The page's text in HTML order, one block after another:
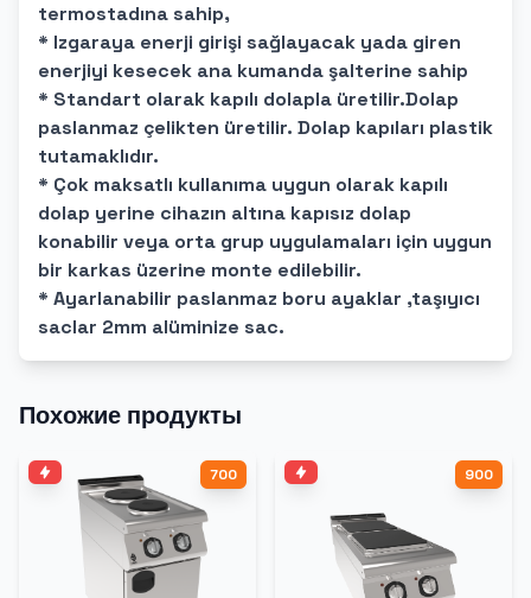
termostadına sahip,
* Izgaraya enerji girişi sağlayacak yada giren
enerjiyi kesecek ana kumanda şalterine sahip
* Standart olarak kapılı dolapla üretilir.Dolap
paslanmaz çelikten üretilir. Dolap kapıları plastik
tutamaklıdır.
* Çok maksatlı kullanıma uygun olarak kapılı
dolap yerine cihazın altına kapısız dolap
konabilir veya orta grup uygulamaları için uygun
bir karkas üzerine monte edilebilir.
* Ayarlanabilir paslanmaz boru ayaklar ,taşıyıcı
saclar 2mm alüminize sac.
Похожие продукты
700 900